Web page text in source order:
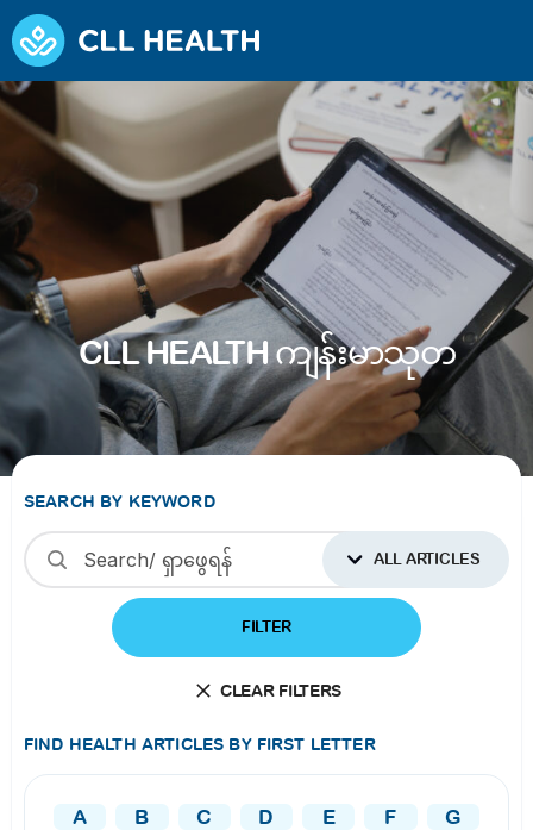
CLL HEALTH ကျန်းမာသုတ
SEARCH BY KEYWORD
ALL ARTICLES
FILTER
CLEAR FILTERS
FIND HEALTH ARTICLES BY FIRST LETTER
A B C D E F
G